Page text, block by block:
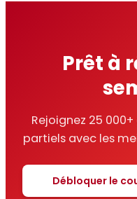
Prêt à
Rejoignez 25
partiels avec les
Débloquer le